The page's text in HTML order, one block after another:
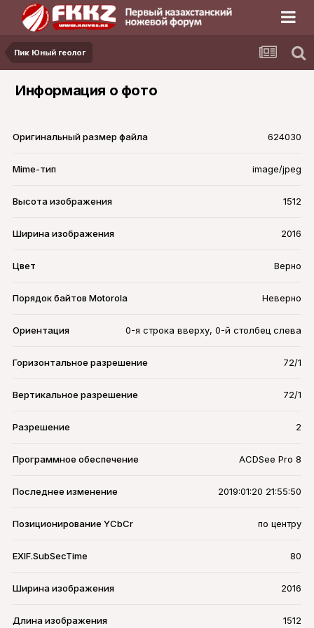
Пик Юный геолог
Информация о фото
Оригинальный размер файла 624030
Mime-тип image/jpeg
Высота изображения 1512
Ширина изображения 2016
Цвет Верно
Порядок байтов Motorola Неверно
Ориентация 0-я строка вверху, 0-й столбец слева
Горизонтальное разрешение 72/1
Вертикальное разрешение 72/1
Разрешение 2
Программное обеспечение ACDSee Pro 8
Последнее изменение 2019:01:20 21:55:50
Позиционирование YCbCr по центру
EXIF.SubSecTime 80
Ширина изображения 2016
Длина изображения 1512